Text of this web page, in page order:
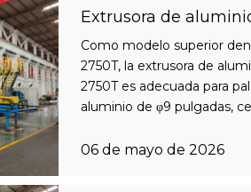
adopta tecnología de
Como modelo superior
2750T, la extrusora de
2750T es adecuada para
aluminio de φ9 pulgadas,
de alta gama, alta precisión y
06 de mayo de 2026